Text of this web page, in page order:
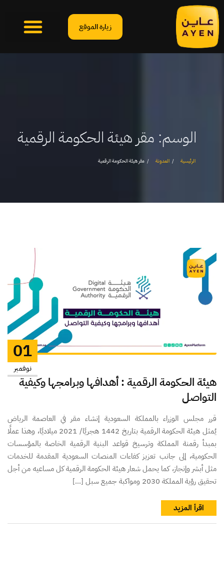
زيارة الموقع
الوسم: مقر هيئة الحكومة الرقمية
الرئيسية المدونة مقر هيئة الحكومة الرقمية
هيئة الحكومة الرقمية : أهدافها وبرامجها وكيفية
التواصل
قرر مجلس الوزراء بالمملكة السعودية إنشاء مقر في العاصمة الرياض
يُمثل هيئة الحكومة الرقمية بتاريخ 1442 هجريًا/ 2021 ميلاديًا، وهذا عملًا
بمبدأ رقمنة المملكة وترسيخ قواعد البنية الرقمية الخاصة بالمؤسسات
الحكومية، إلى جانب تعزيز كفاءات المنصات السعودية المقدمة للخدمات
مثل أبشر وإنجاز، كما يحمل شعار هيئة الحكومة الرقمية كل مساعيه من أجل
تحقيق رؤية المملكة 2030 ومواكبة جميع سبل […]
01
نوفمبر
اقرأ المزيد